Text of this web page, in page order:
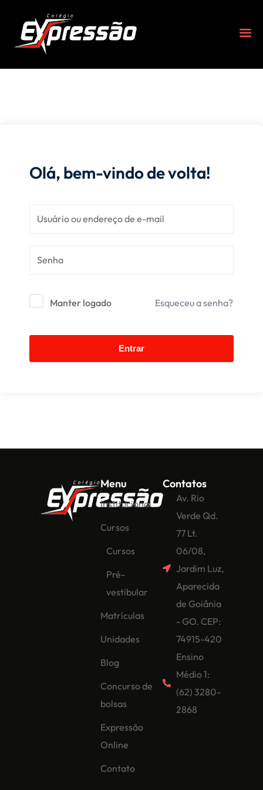
Olá, bem-vindo de volta!
Manter logado Esqueceu a senha?
Entrar
Menu
Institucional
Cursos
Cursos
Pré-
vestibular
Matrículas
Unidades
Blog
Concurso de
bolsas
Expressão
Online
Contato
Contatos
Av. Rio
Verde Qd.
77 Lt.
06/08,
Jardim Luz,
Aparecida
de Goiânia
- GO. CEP:
74915-420
Ensino
Médio 1:
(62) 3280-
2868